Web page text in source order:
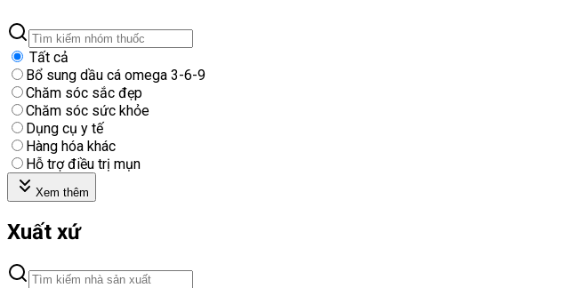
Tất cả
Bổ sung dầu cá omega 3-6-9
Chăm sóc sắc đẹp
Chăm sóc sức khỏe
Dụng cụ y tế
Hàng hóa khác
Hỗ trợ điều trị mụn
Xem thêm
Xuất xứ